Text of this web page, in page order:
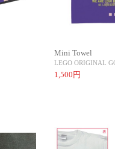
Mini Towel
LEGO ORIGINAL
1,500円